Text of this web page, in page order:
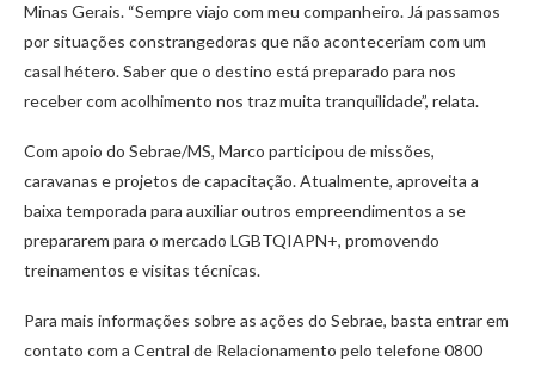
Minas Gerais. “Sempre viajo com meu companheiro. Já passamos
por situações constrangedoras que não aconteceriam com um
casal hétero. Saber que o destino está preparado para nos
receber com acolhimento nos traz muita tranquilidade”, relata.
Com apoio do Sebrae/MS, Marco participou de missões,
caravanas e projetos de capacitação. Atualmente, aproveita a
baixa temporada para auxiliar outros empreendimentos a se
prepararem para o mercado LGBTQIAPN+, promovendo
treinamentos e visitas técnicas.
Para mais informações sobre as ações do Sebrae, basta entrar em
contato com a Central de Relacionamento pelo telefone 0800